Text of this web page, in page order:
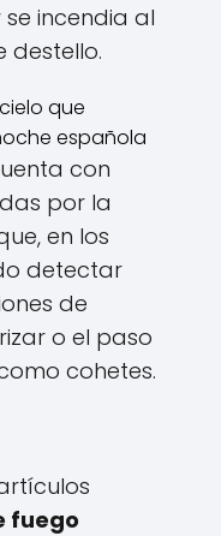
incendia al
destello.
con
por la
en los
detectar
de
o el paso
cohetes.
fuego